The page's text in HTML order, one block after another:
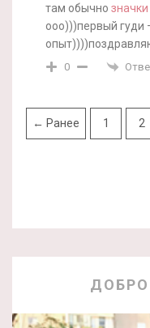
там обычно
ооо)))первый гуди
0
← Ранее 1 2